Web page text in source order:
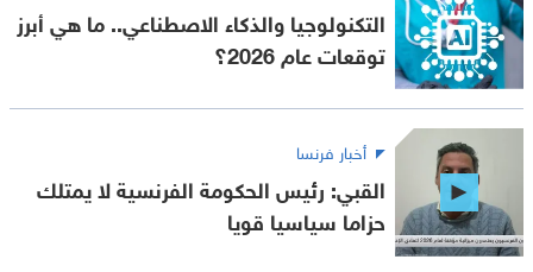
التكنولوجيا والذكاء الاصطناعي.. ما هي أبرز
توقعات عام 2026؟
أخبار فرنسا
القبي: رئيس الحكومة الفرنسية لا يمتلك
حزاما سياسيا قويا